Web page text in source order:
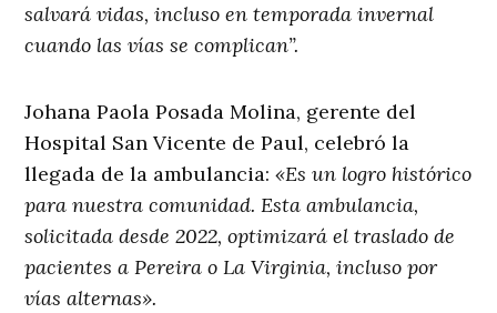
salvará vidas, incluso en temporada invernal
cuando las vías se complican”.
Johana Paola Posada Molina, gerente del
Hospital San Vicente de Paul, celebró la
llegada de la ambulancia:«Es un logro histórico
para nuestra comunidad. Esta ambulancia,
solicitada desde 2022, optimizará el traslado de
pacientes a Pereira o La Virginia, incluso por
vías alternas».